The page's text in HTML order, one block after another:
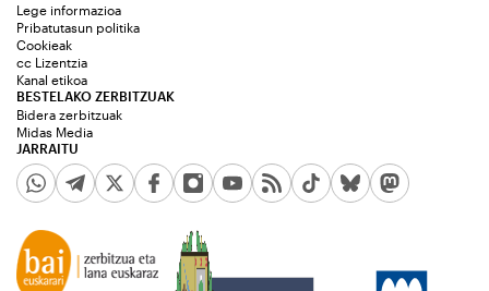
JARRAITU
Lege informazioa
Pribatutasun politika
Cookieak
cc Lizentzia
Kanal etikoa
BESTELAKO ZERBITZUAK
Bidera zerbitzuak
Midas Media